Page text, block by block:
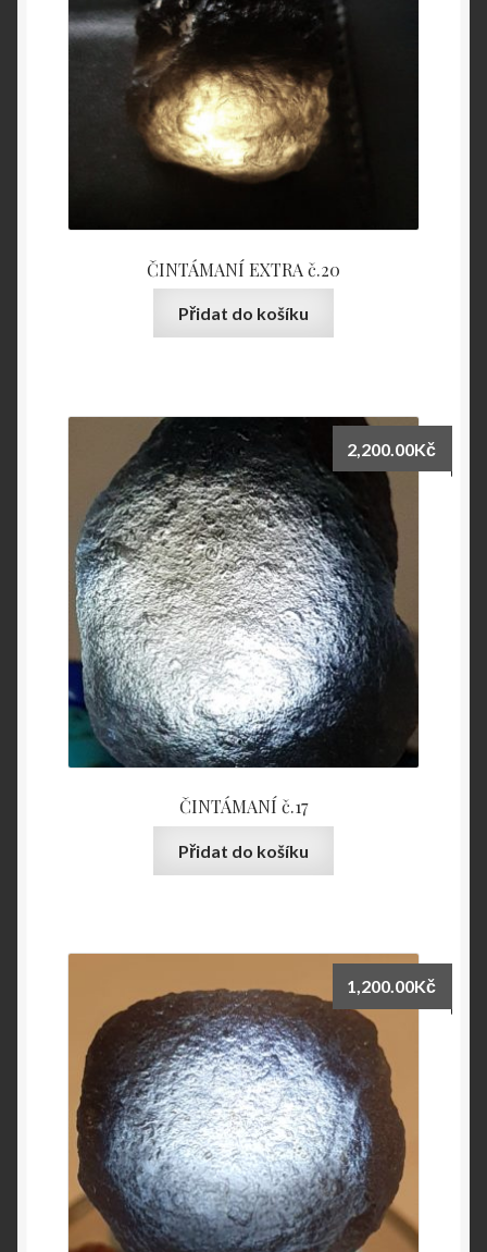
ČINTÁMANÍ EXTRA č.20
Přidat do košíku
ČINTÁMANÍ č.17
2,200.00Kč
Přidat do košíku
1,200.00Kč